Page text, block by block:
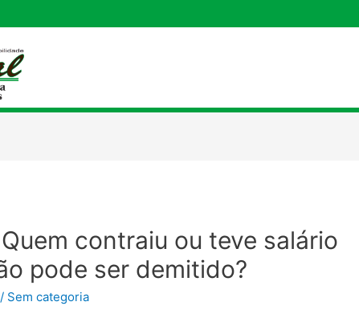
contraiu ou teve salário
pode ser demitido?
/ Sem categoria